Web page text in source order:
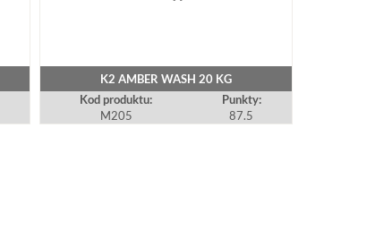
K2 AMBER WASH 20 KG
Kod produktu:
M205
Punkty:
87.5